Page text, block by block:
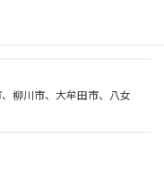
柳川市、大牟田市、八女